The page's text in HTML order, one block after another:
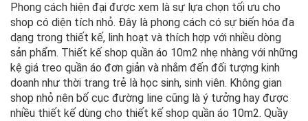
Phong cách hiện đại được xem là sự lựa chọn tối ưu cho
shop có diện tích nhỏ. Đây là phong cách có sự biến hóa đa
dạng trong thiết kế, linh hoạt và thích hợp với nhiều dòng
sản phẩm. Thiết kế shop quần áo 10m2 nhẹ nhàng với những
kệ giá treo quần áo đơn giản và nhắm đến đối tượng kinh
doanh như thời trang trẻ là học sinh, sinh viên. Không gian
shop nhỏ nên bố cục đường line cũng là ý tưởng hay được
nhiều thiết kế dùng cho thiết kế shop quần áo 10m2. Quầy